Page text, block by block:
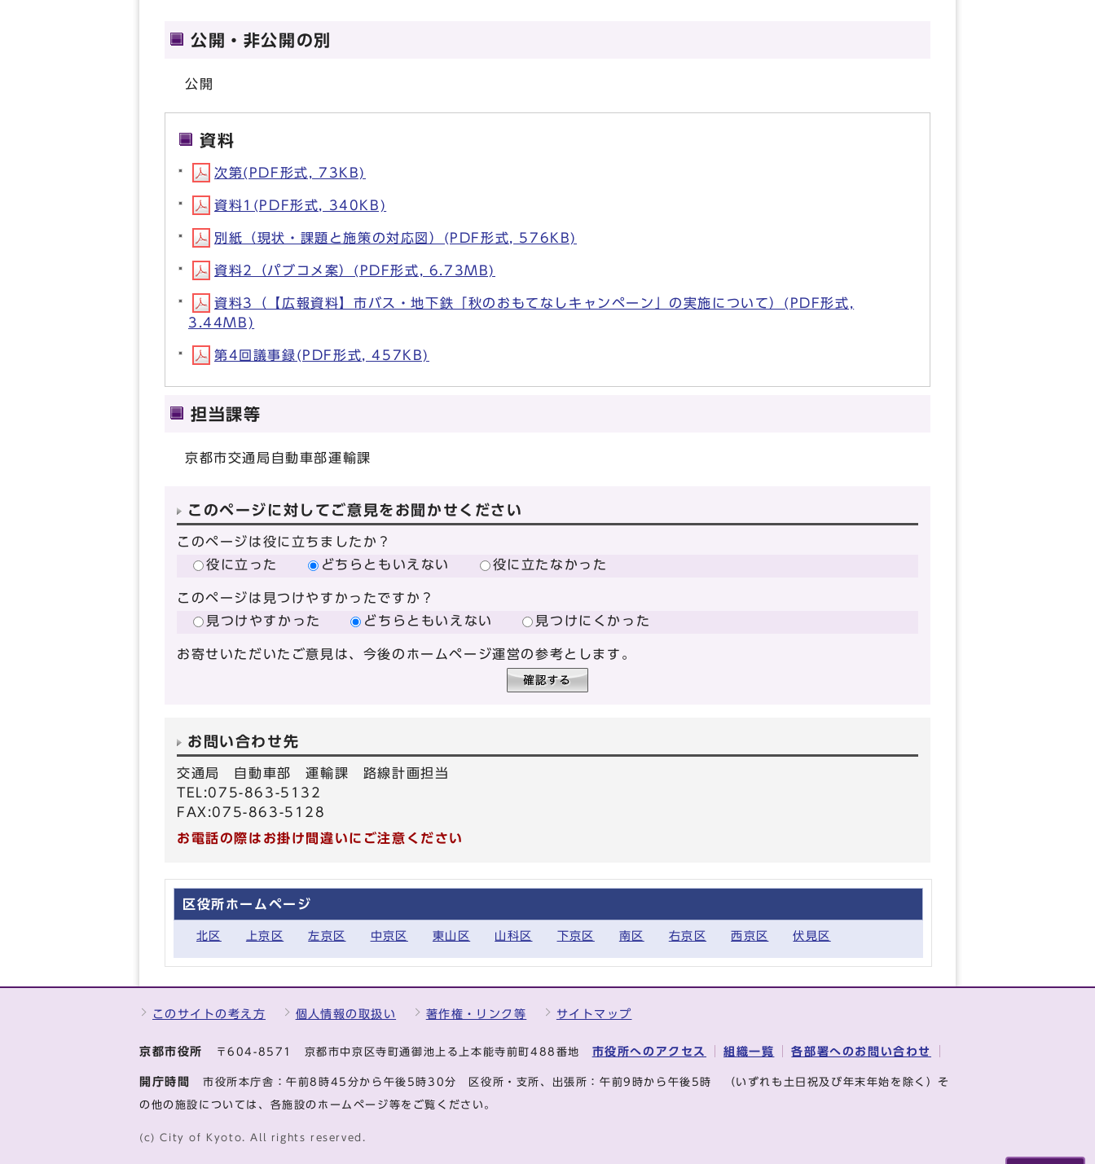
公開・非公開の別
公開
資料
次第(PDF形式, 73KB)
資料1(PDF形式, 340KB)
別紙（現状・課題と施策の対応図）(PDF形式, 576KB)
資料2（パブコメ案）(PDF形式, 6.73MB)
資料3（【広報資料】市バス・地下鉄「秋のおもてなしキャンペーン」の実施について）(PDF形式,
3.44MB)
第4回議事録(PDF形式, 457KB)
担当課等
京都市交通局自動車部運輸課
このページに対してご意見をお聞かせください
このページは役に立ちましたか？
役に立った
どちらともいえない 役に立たなかった
このページは見つけやすかったですか？
見つけやすかった
どちらともいえない 見つけにくかった
お寄せいただいたご意見は、今後のホームページ運営の参考とします。
お問い合わせ先
交通局 自動車部 運輸課 路線計画担当
TEL:075-863-5132
FAX:075-863-5128
お電話の際はお掛け間違いにご注意ください
区役所ホームページ
北区 上京区 左京区 中京区 東山区 山科区 下京区 南区 右京区 西京区 伏見区
このサイトの考え方 個人情報の取扱い 著作権・リンク等 サイトマップ
京都市役所 〒604-8571 京都市中京区寺町通御池上る上本能寺前町488番地 市役所へのアクセス 組織一覧 各部署へのお問い合わせ
開庁時間 市役所本庁舎：午前8時45分から午後5時30分 区役所・支所、出張所：午前9時から午後5時 （いずれも土日祝及び年末年始を除く）そ
の他の施設については、各施設のホームページ等をご覧ください。
(c) City of Kyoto. All rights reserved.